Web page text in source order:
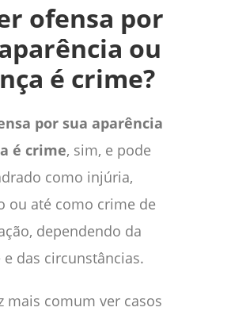
ofensa por
ou
é crime?
por sua aparência
é crime, sim, e pode
como injúria,
ou até como crime de
dependendo da
e das circunstâncias.
mais comum ver casos